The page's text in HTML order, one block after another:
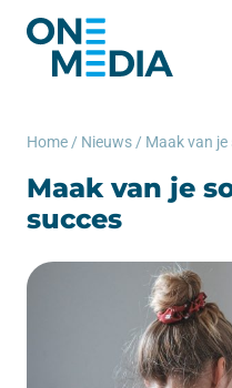
Home / Nieuws /
Maak van je
succes